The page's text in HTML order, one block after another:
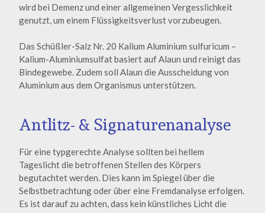
wird bei Demenz und einer allgemeinen Vergesslichkeit
genutzt, um einem Flüssigkeitsverlust vorzubeugen.
Das Schüßler-Salz Nr. 20 Kalium Aluminium sulfuricum –
Kalium-Aluminiumsulfat basiert auf Alaun und reinigt das
Bindegewebe. Zudem soll Alaun die Ausscheidung von
Aluminium aus dem Organismus unterstützen.
Antlitz- & Signaturenanalyse
Für eine typgerechte Analyse sollten bei hellem
Tageslicht die betroffenen Stellen des Körpers
begutachtet werden. Dies kann im Spiegel über die
Selbstbetrachtung oder über eine Fremdanalyse erfolgen.
Es ist darauf zu achten, dass kein künstliches Licht die